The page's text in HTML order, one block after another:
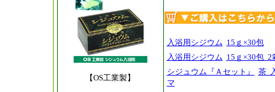
【OS工業製】
入浴用シジウム 15ｇ×30包
入浴用シジウム 15ｇ×30包 2
シジュウム『Ａセット』
茶
マ